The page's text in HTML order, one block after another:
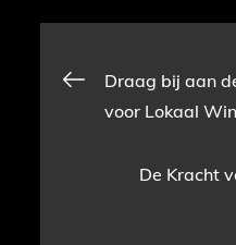
Bericht
Draag bij aan
voor Lokaal
De Kracht